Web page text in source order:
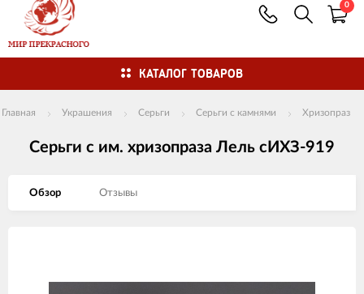
0
КАТАЛОГ ТОВАРОВ
Главная Украшения Серьги Серьги с камнями Хризопраз
Серьги с им. хризопраза Лель сИХЗ-919
Обзор Отзывы